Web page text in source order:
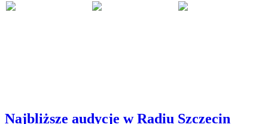
Najbliższe audycje w Radiu Szczecin